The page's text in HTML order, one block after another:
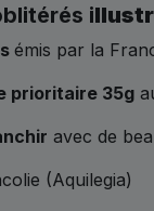
i
émis par la
prioritaire 35g
avec de
(Aquilegia)